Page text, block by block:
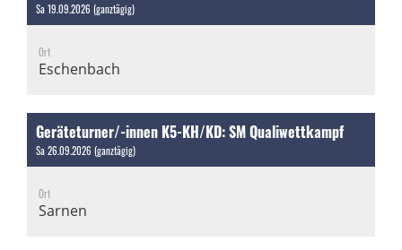
Sa 19.09.2026 (ganztägig)
Ort
Eschenbach
Geräteturner/-innen K5-KH/KD: SM Qualiwettkampf
Sa 26.09.2026 (ganztägig)
Ort
Sarnen